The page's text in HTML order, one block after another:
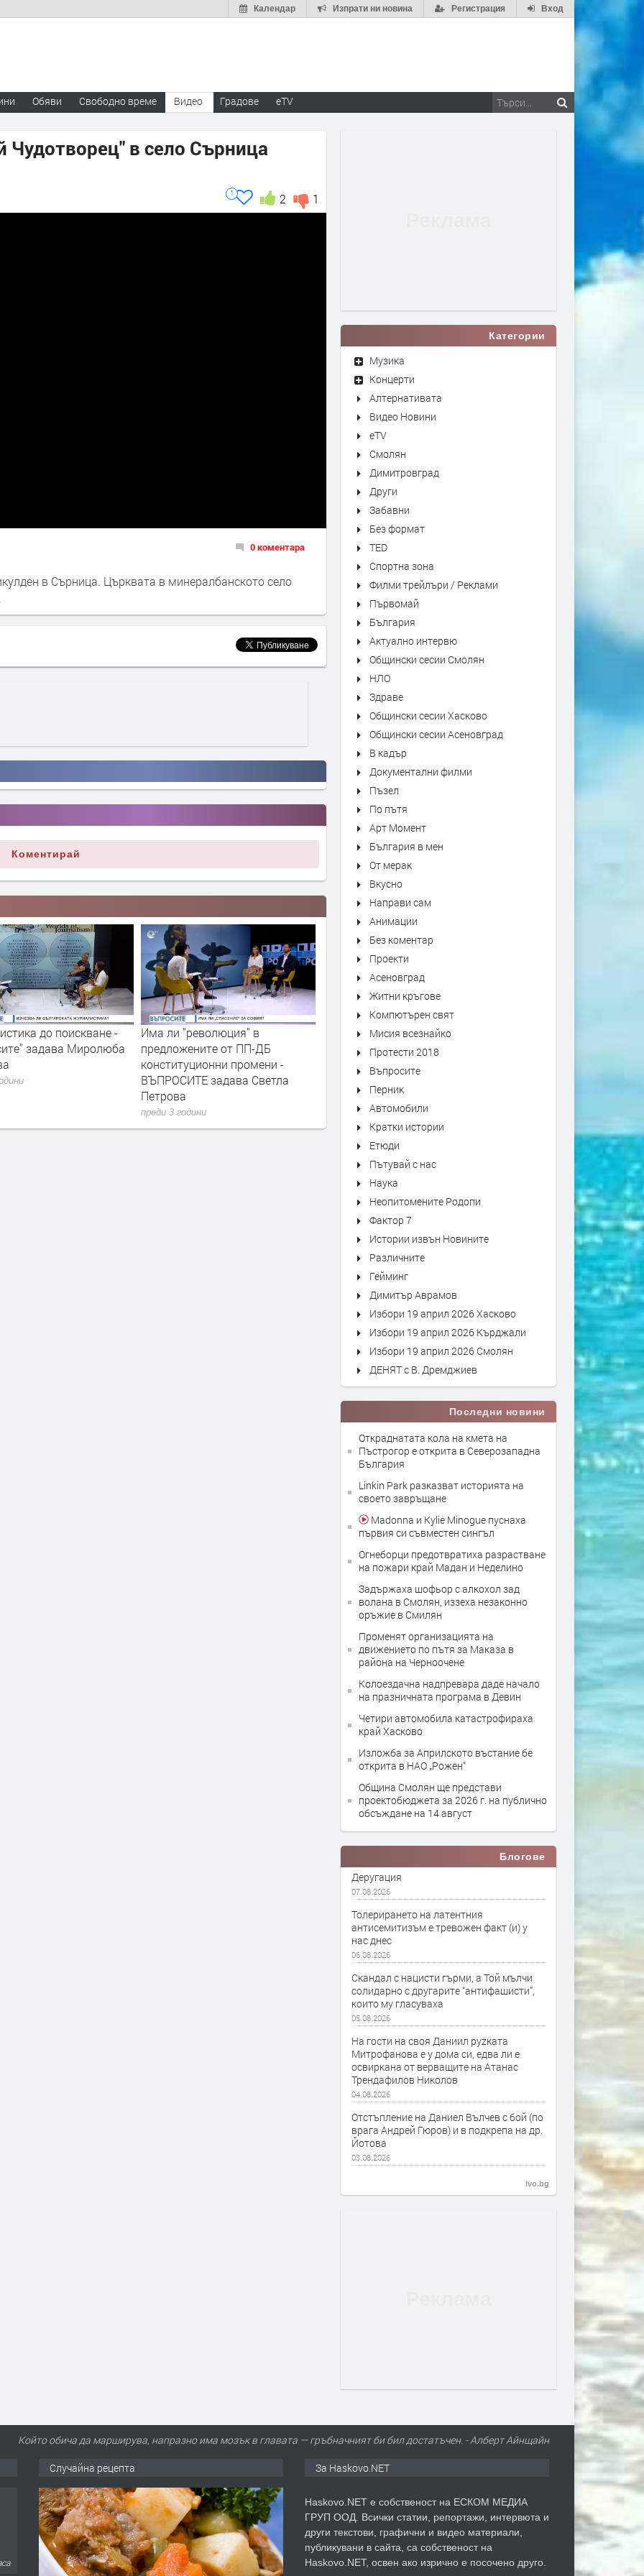
Вход
Регистрация
Изпрати ни новина
Календар
Обяви Свободно време Видео Градове eTV
Чудотворец" в село Сърница
1
2
1
0 коментара
в Сърница. Църквата в минералбанското село
Коментирай
до поискване -
задава Миролюба
Има ли "революция" в
предложените от ПП-ДБ
конституционни промени -
ВЪПРОСИТЕ задава Светла
Петрова
преди 3 години
Свръхнапрежение и
преиграване при второто
четене на бюджета -
"Въпросите" задава Лили
Маринкова
преди 3 години
Категории
Музика
Концерти
Алтернативата
Видео Новини
eTV
Смолян
Димитровград
Други
Забавни
Без формат
TED
Спортна зона
Филми трейлъри / Реклами
Първомай
България
Актуално интервю
Общински сесии Смолян
НЛО
Здраве
Общински сесии Хасково
Общински сесии Асеновград
В кадър
Документални филми
Пъзел
По пътя
Арт Момент
България в мен
От мерак
Вкусно
Направи сам
Анимации
Без коментар
Проекти
Асеновград
Житни кръгове
Компютърен свят
Мисия всезнайко
Протести 2018
Въпросите
Перник
Автомобили
Кратки истории
Етюди
Пътувай с нас
Наука
Неопитомените Родопи
Фактор 7
Истории извън Новините
Различните
Гейминг
Димитър Аврамов
Избори 19 април 2026 Хасково
Избори 19 април 2026 Кърджали
Избори 19 април 2026 Смолян
ДЕНЯТ с В. Дремджиев
Последни новини
Откраднатата кола на кмета на
Пъстрогор е открита в Северозападна
България
Linkin Park разказват историята на
своето завръщане
Madonna и Kylie Minogue пуснаха
първия си съвместен сингъл
Огнеборци предотвратиха разрастване
на пожари край Мадан и Неделино
Задържаха шофьор с алкохол зад
волана в Смолян, иззеха незаконно
оръжие в Смилян
Променят организацията на
движението по пътя за Маказа в
района на Черноочене
Колоездачна надпревара даде начало
на празничната програма в Девин
Четири автомобила катастрофираха
край Хасково
Изложба за Априлското въстание бе
открита в НАО „Рожен“
Община Смолян ще представи
проектобюджета за 2026 г. на публично
обсъждане на 14 август
Блогове
Деругация
07.08.2026
Толерирането на латентния
антисемитизъм е тревожен факт (и) у
нас днес
06.08.2026
Скандал с нацисти гърми, а Той мълчи
солидарно с другарите “антифашисти”,
които му гласуваха
05.08.2026
На гости на своя Даниил руzката
Митрофанова е у дома си, едва ли е
освиркана от верващите на Атанас
Трендафилов Николов
04.08.2026
Отстъпление на Даниел Вълчев с бой (по
врага Андрей Гюров) и в подкрепа на др.
Йотова
03.08.2026
ivo.bg
Който обича да марширува, напразно има мозък в главата — гръбначният би бил достатъчен. - Алберт Айнщайн
Случайна рецепта За Haskovo.NET
Haskovo.NET е собственост на ЕСКОМ МЕДИА
ГРУП ООД. Всички статии, репортажи, интервюта и
други текстови, графични и видео материали,
публикувани в сайта, са собственост на
Haskovo.NET, освен ако изрично е посочено друго.